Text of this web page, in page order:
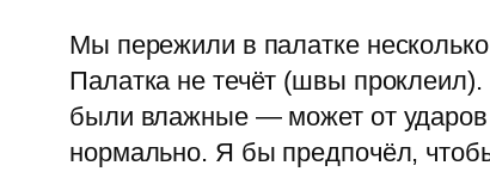
Мы пережили в палатке
Палатка не течёт (швы проклеил).
были влажные — может от ударов
нормально. Я бы предпочёл,